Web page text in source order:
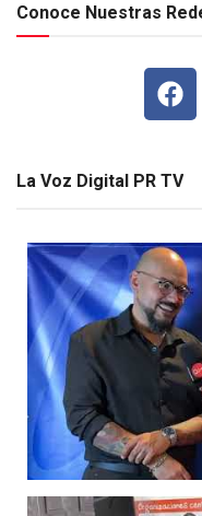
Conoce Nuestras
La Voz Digital PR TV